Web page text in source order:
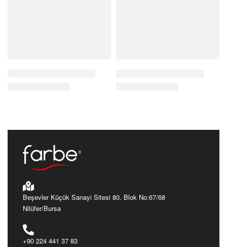
Beşevler Küçük Sanayi Sitesi 80. Blok No:67/68
Nilüfer/Bursa
+90 224 441 37 83